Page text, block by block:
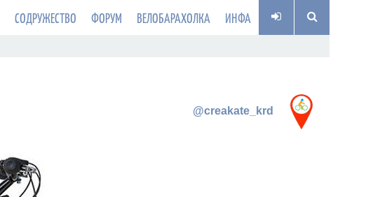
СОДРУЖЕСТВО ФОРУМ ВЕЛОБАРАХОЛКА ИНФА
@creakate_krd